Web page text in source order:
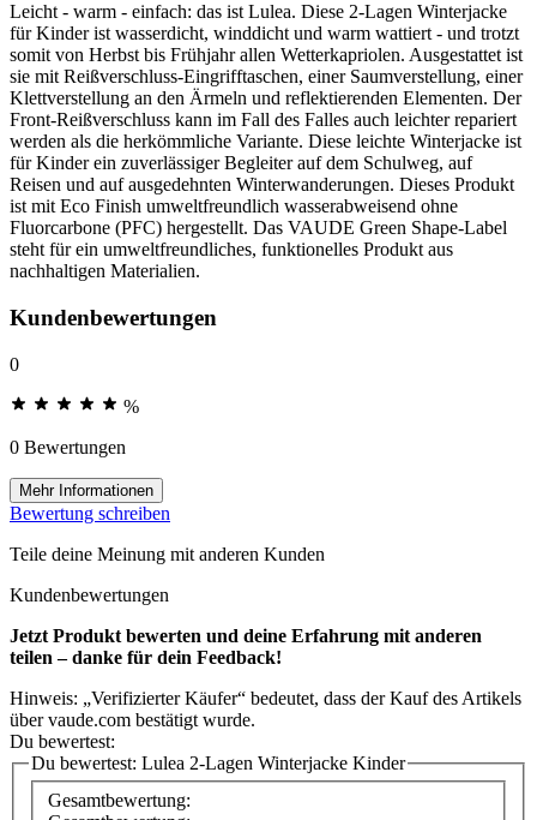
Leicht - warm - einfach: das ist Lulea. Diese 2-Lagen Winterjacke
für Kinder ist wasserdicht, winddicht und warm wattiert - und trotzt
somit von Herbst bis Frühjahr allen Wetterkapriolen. Ausgestattet ist
sie mit Reißverschluss-Eingrifftaschen, einer Saumverstellung, einer
Klettverstellung an den Ärmeln und reflektierenden Elementen. Der
Front-Reißverschluss kann im Fall des Falles auch leichter repariert
werden als die herkömmliche Variante. Diese leichte Winterjacke ist
für Kinder ein zuverlässiger Begleiter auf dem Schulweg, auf
Reisen und auf ausgedehnten Winterwanderungen. Dieses Produkt
ist mit Eco Finish umweltfreundlich wasserabweisend ohne
Fluorcarbone (PFC) hergestellt. Das VAUDE Green Shape-Label
steht für ein umweltfreundliches, funktionelles Produkt aus
nachhaltigen Materialien.
Kundenbewertungen
0
%
0 Bewertungen
Mehr Informationen
Bewertung schreiben
Teile deine Meinung mit anderen Kunden
Kundenbewertungen
Jetzt Produkt bewerten und deine Erfahrung mit anderen
teilen – danke für dein Feedback!
Hinweis: „Verifizierter Käufer“ bedeutet, dass der Kauf des Artikels
über vaude.com bestätigt wurde.
Du bewertest:
Du bewertest: Lulea 2-Lagen Winterjacke Kinder
Gesamtbewertung: